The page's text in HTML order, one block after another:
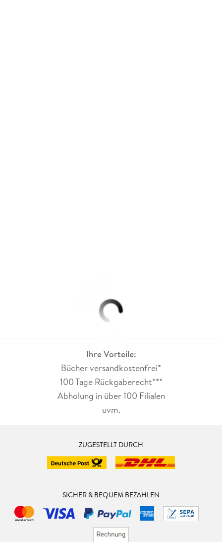
Ihre Vorteile:
Bücher versandkostenfrei*
100 Tage Rückgaberecht***
Abholung in über 100 Filialen
uvm.
ZUGESTELLT DURCH
SICHER & BEQUEM BEZAHLEN